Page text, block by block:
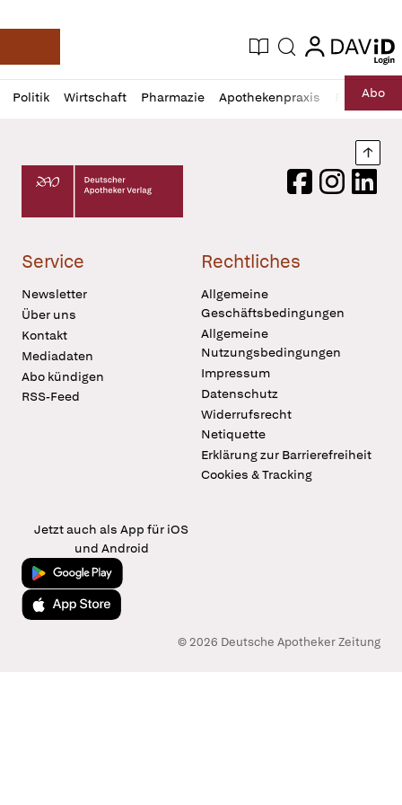
Deutsche Apotheker Zeitung
Aktuelle Ausgabe
Suche login
login
Politik Wirtschaft Pharmazie Apothekenpraxis RechtAbo
Profil
öffnen
Daz
Pur
Deutscher Apotheker Verlag Logo
FacebookInstagram
Service
Newsletter
Über uns
Kontakt
Mediadaten
Abo kündigen
RSS-Feed
Rechtliches
Allgemeine
Geschäftsbedingungen
Allgemeine
Nutzungsbedingungen
Impressum
Datenschutz
Widerrufsrecht
Netiquette
Erklärung zur Barrierefreiheit
Cookies & Tracking
Jetzt auch als App für iOS
und Android
Jetzt bei Google Play
Laden im App Store
© 2026 Deutsche Apotheker Zeitung